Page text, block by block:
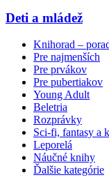
Deti a mládež
Knihorad –
Pre najmenších
Pre prvákov
Pre pubertiakov
Young Adult
Beletria
Rozprávky
Sci-fi, fantasy a
Leporelá
Náučné knihy
Ďalšie kategórie